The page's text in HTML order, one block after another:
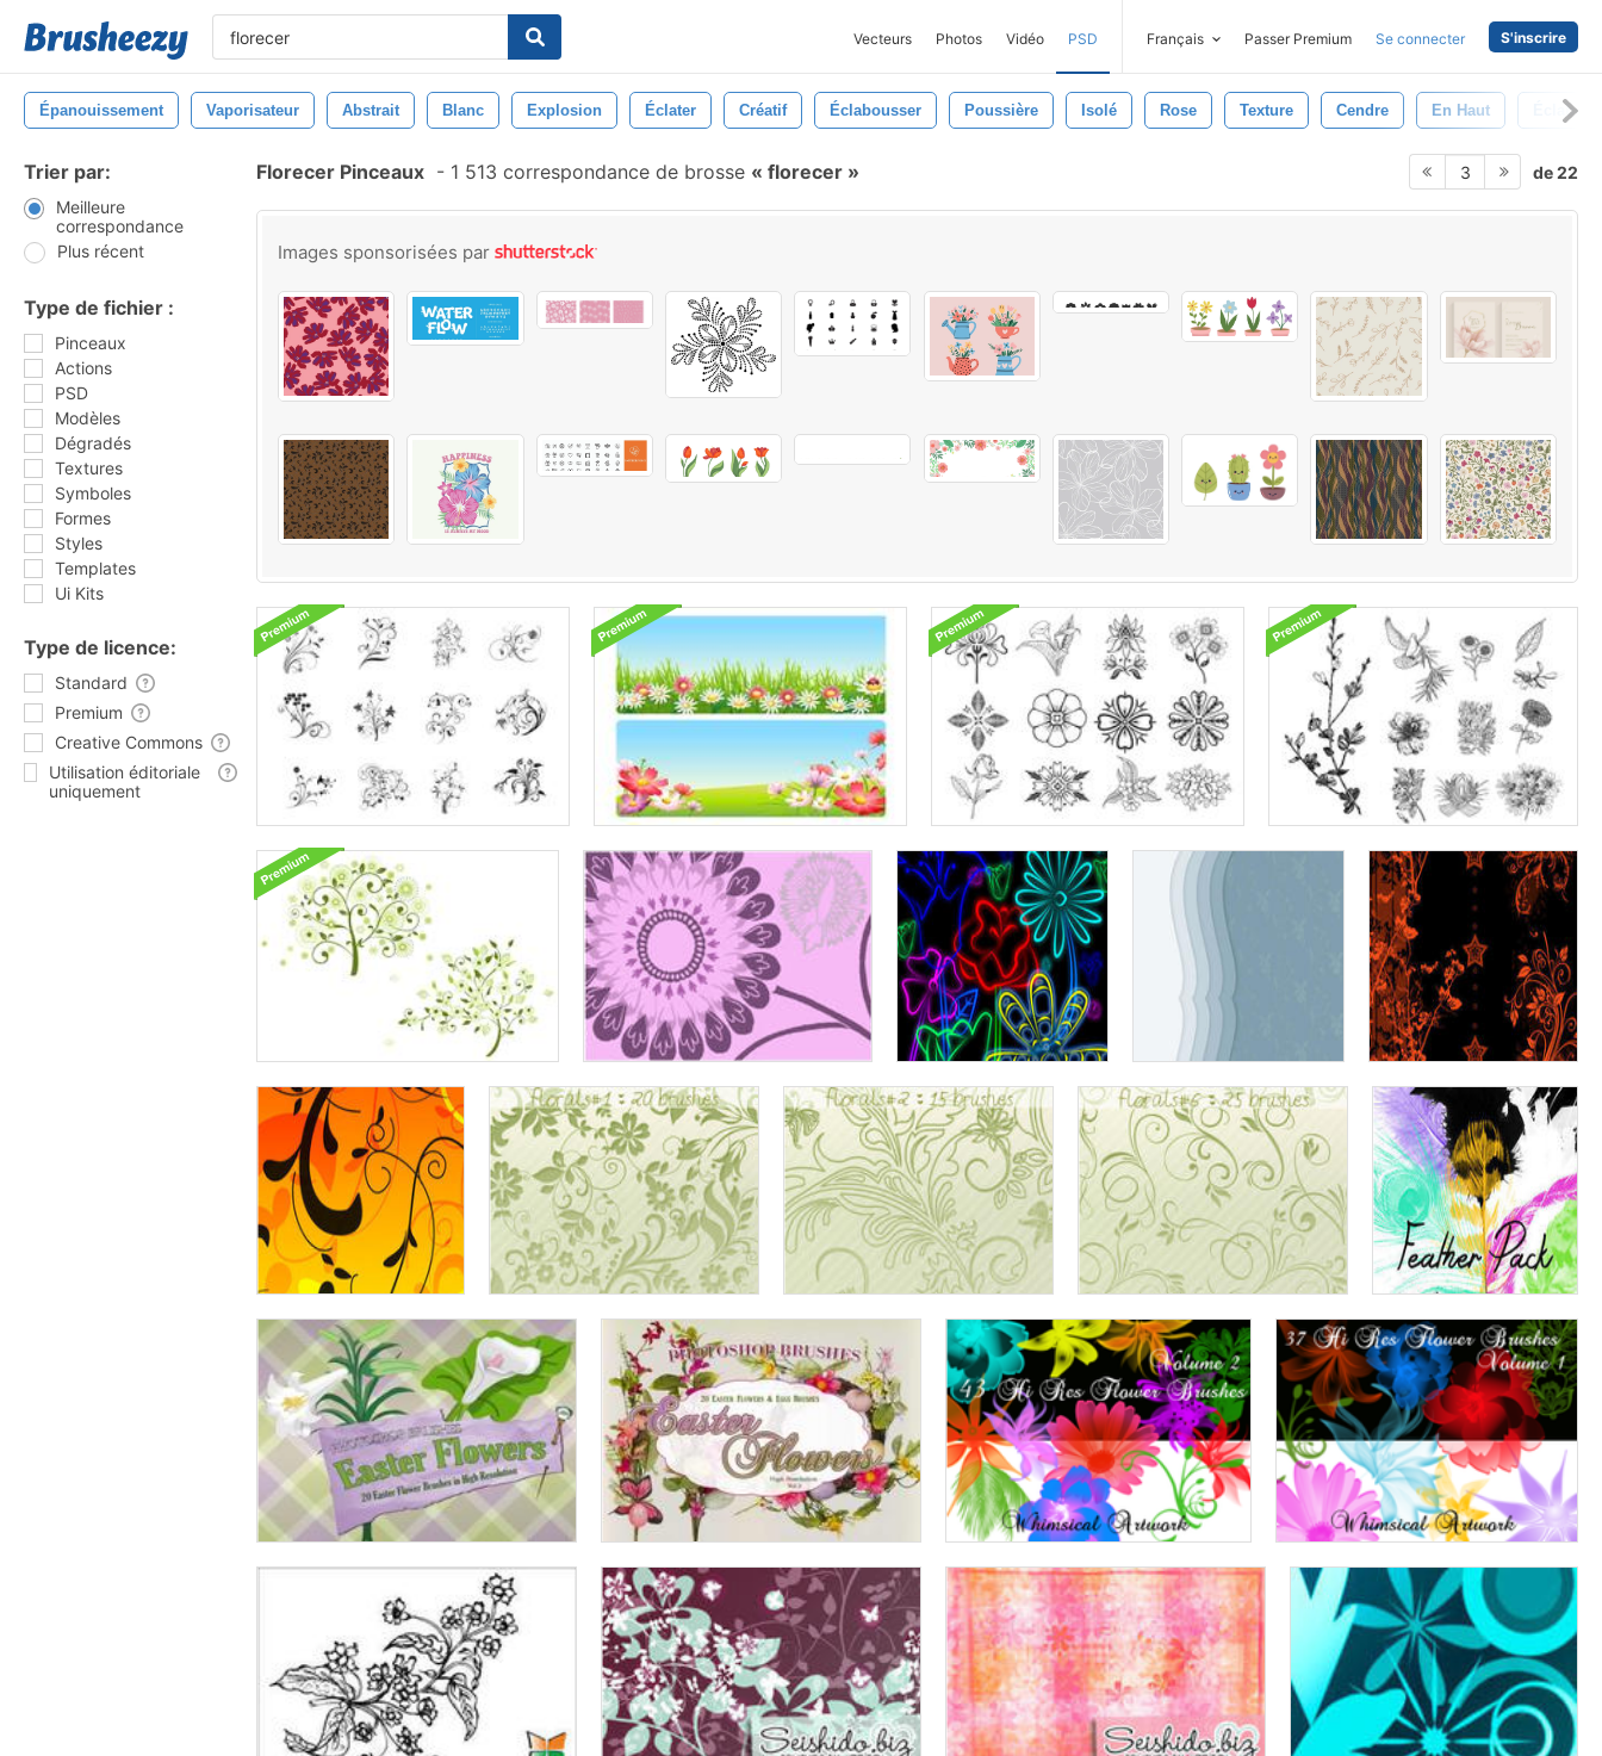
Vecteurs Photos Vidéo PSD Français Passer Premium Se connecter S'inscrire
Épanouissement Vaporisateur Abstrait Blanc Explosion Éclater Créatif Éclabousser Poussière Isolé Rose Texture Cendre En Haut
Trier par:
Meilleure
correspondance
Plus récent
Type de fichier :
Pinceaux
Actions
PSD
Modèles
Dégradés
Textures
Symboles
Formes
Styles
Templates
Ui Kits
Type de licence:
Standard
Premium
Creative Commons
Utilisation éditoriale
uniquement
Florecer Pinceaux - 1 513 correspondance de brosse florecer 3 de 22
Images sponsorisées par